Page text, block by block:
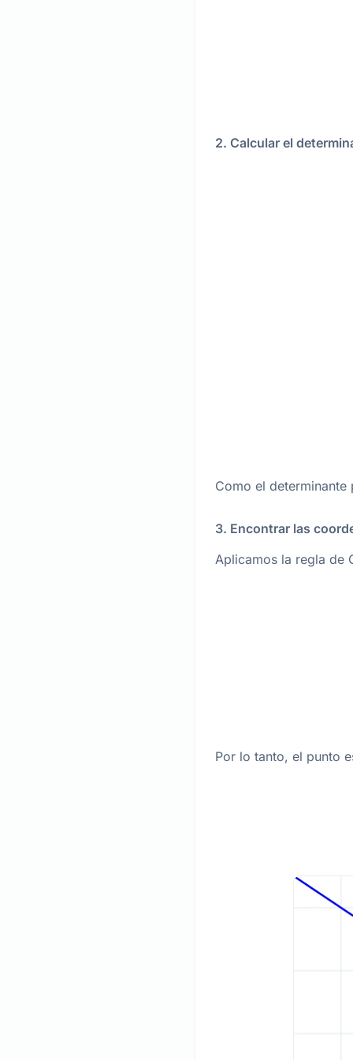
2. Calcular el
Como el
3. Encontrar las
Aplicamos la regla de
Por lo tanto, el punto